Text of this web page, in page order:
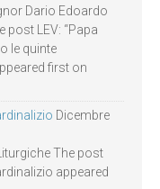
Dario Edoardo
post LEV: “Papa
le quinte
first on
Dicembre
The post
appeared